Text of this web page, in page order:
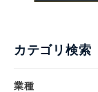
カテゴリ検索
業種